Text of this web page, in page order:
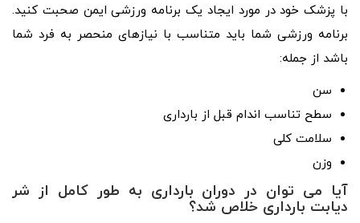
با پزشک خود در مورد ایجاد یک برنامه ورزشی ایمن صحبت کنید.
برنامه ورزشی شما باید متناسب با نیازهای منحصر به فرد شما
باشد از جمله:
سن
سطح تناسب اندام قبل از بارداری
سلامت کلی
وزن
آیا می توان در دوران بارداری به طور کامل از شر
دیابت بارداری خلاص شد؟